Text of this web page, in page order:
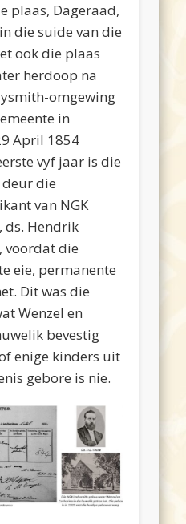
plaas, Dageraad,
die suide van die
ook die plaas
herdoop na
omgewing
in
April 1854
vyf jaar is die
die
van NGK
ds. Hendrik
voordat die
eie, permanente
Dit was die
Wenzel en
bevestig
enige kinders uit
gebore is nie.